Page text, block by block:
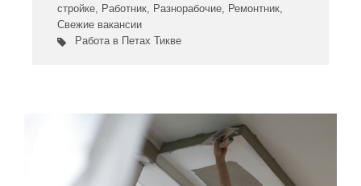
стройке, Работник, Разнорабочие, Ремонтник,
Свежие вакансии
Работа в Петах Тикве